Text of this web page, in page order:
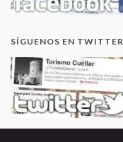
SÍGUENOS EN TWITTER